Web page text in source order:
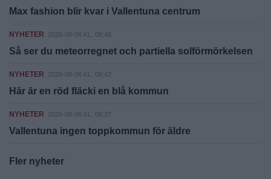
Max fashion blir kvar i Vallentuna centrum
NYHETER 2026-08-06 KL. 08:40
Så ser du meteorregnet och partiella solförmörkelsen
NYHETER 2026-08-06 KL. 08:42
Här är en röd fläcki en blå kommun
NYHETER 2026-08-06 KL. 08:37
Vallentuna ingen toppkommun för äldre
Fler nyheter